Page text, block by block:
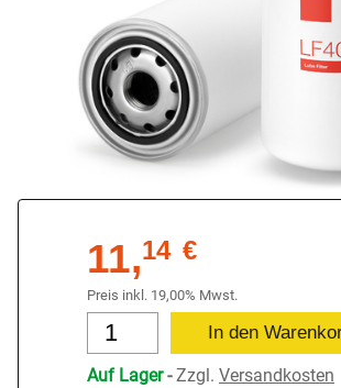
11,14 €
Preis inkl. 19,00% Mwst.
Auf Lager-Zzgl. Versandkosten